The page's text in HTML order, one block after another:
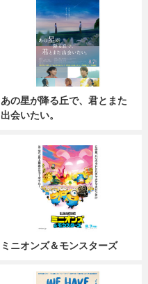
あの星が降る丘で、君とまた
出会いたい。
ミニオンズ＆モンスターズ